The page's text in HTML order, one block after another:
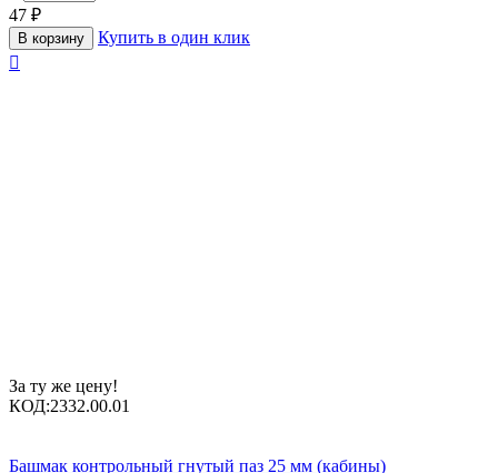
47 ₽
В корзину
Купить в один клик

За ту же цену!
КОД:2332.00.01
Башмак контрольный гнутый паз 25 мм (кабины)